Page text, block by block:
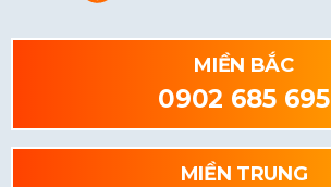
MIỀN BẮC
0902 685 695
MIỀN TRUNG